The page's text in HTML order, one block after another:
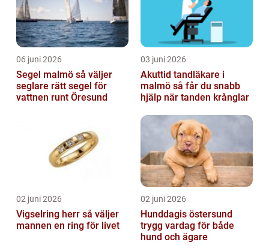
06 juni 2026
Segel malmö så väljer
seglare rätt segel för
vattnen runt Öresund
03 juni 2026
Akuttid tandläkare i
malmö så får du snabb
hjälp när tanden krånglar
02 juni 2026
Vigselring herr så väljer
mannen en ring för livet
02 juni 2026
Hunddagis östersund
trygg vardag för både
hund och ägare